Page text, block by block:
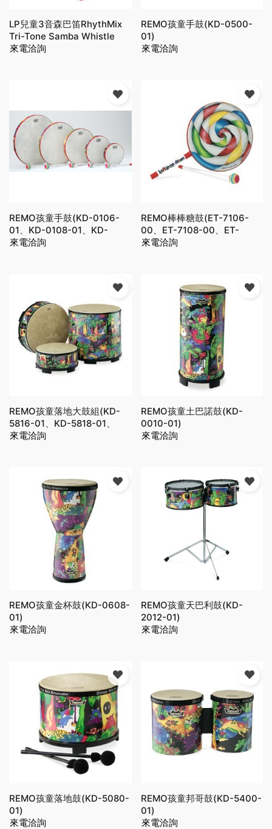
LP兒童3音森巴笛RhythMix
Tri-Tone Samba Whistle
(LPR092-I)
來電洽詢
REMO孩童手鼓(KD-0500-
01)
來電洽詢
REMO孩童手鼓(KD-0106-
01、KD-0108-01、KD-
0110-01、KD-0112-01、KD-
來電洽詢
REMO棒棒糖鼓(ET-7106-
00、ET-7108-00、ET-
7110-00)
來電洽詢
REMO孩童落地大鼓組(KD-
5816-01、KD-5818-01、
KD-5822-01、KD-5222-01)
來電洽詢
REMO孩童土巴諾鼓(KD-
0010-01)
來電洽詢
REMO孩童金杯鼓(KD-0608-
01)
來電洽詢
REMO孩童天巴利鼓(KD-
2012-01)
來電洽詢
REMO孩童落地鼓(KD-5080-
01)
來電洽詢
REMO孩童邦哥鼓(KD-5400-
01)
來電洽詢